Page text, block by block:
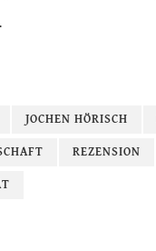
JOCHEN HÖRISCH
REZENSION